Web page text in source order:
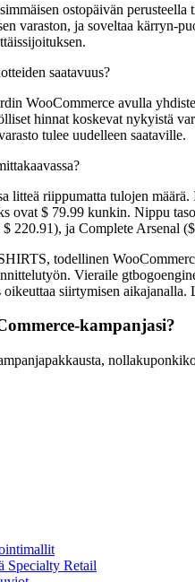
ostopäivän
varaston, ja soveltaa kärryn-
saatavuus?
WooCommerce avulla
hinnat koskevat nykyistä
tulee uudelleen saataville.
riippumatta tulojen
ovat $ 79.99 kunkin. Nippu
220.91), ja Complete
todellinen
Vieraile
siirtymisen
kampanjasi?
Specialty Retail